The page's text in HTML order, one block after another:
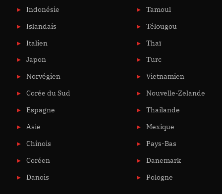
Indonésie
Islandais
Italien
Japon
Norvégien
Corée du Sud
Espagne
Asie
Chinois
Coréen
Danois
Tamoul
Télougou
Thaï
Turc
Vietnamien
Nouvelle-Zelande
Thailande
Mexique
Pays-Bas
Danemark
Pologne